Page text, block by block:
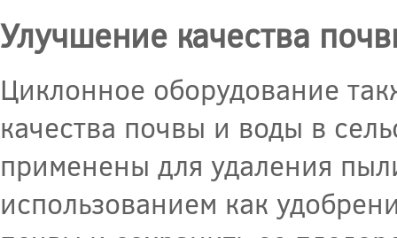
Улучшение качества
Циклонное оборудование
качества почвы и воды в
применены для удаления
использованием как